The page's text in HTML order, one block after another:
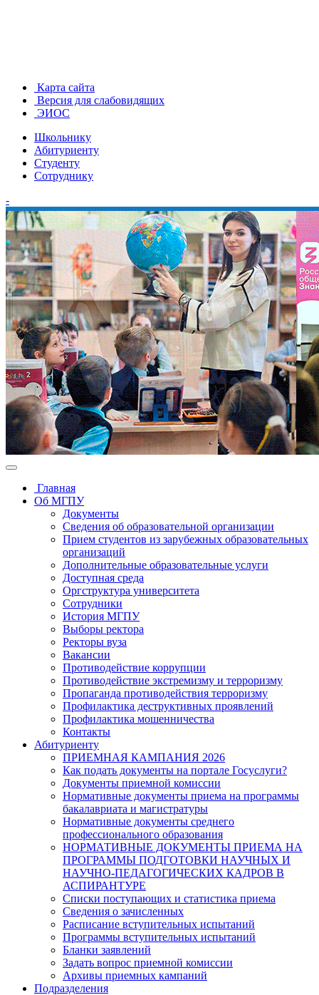
Карта сайта
Версия для слабовидящих
ЭИОС
Школьнику
Абитуриенту
Студенту
Сотруднику
-
Главная
Об МГПУ
Документы
Сведения об образовательной организации
Прием студентов из зарубежных образовательных
организаций
Дополнительные образовательные услуги
Доступная среда
Оргструктура университета
Сотрудники
История МГПУ
Выборы ректора
Ректоры вуза
Вакансии
Противодействие коррупции
Противодействие экстремизму и терроризму
Пропаганда противодействия терроризму
Профилактика деструктивных проявлений
Профилактика мошенничества
Контакты
Абитуриенту
ПРИЕМНАЯ КАМПАНИЯ 2026
Как подать документы на портале Госуслуги?
Документы приемной комиссии
Нормативные документы приема на программы
бакалавриата и магистратуры
Нормативные документы среднего
профессионального образования
НОРМАТИВНЫЕ ДОКУМЕНТЫ ПРИЕМА НА
ПРОГРАММЫ ПОДГОТОВКИ НАУЧНЫХ И
НАУЧНО-ПЕДАГОГИЧЕСКИХ КАДРОВ В
АСПИРАНТУРЕ
Списки поступающих и статистика приема
Сведения о зачисленных
Расписание вступительных испытаний
Программы вступительных испытаний
Бланки заявлений
Задать вопрос приемной комиссии
Архивы приемных кампаний
Подразделения